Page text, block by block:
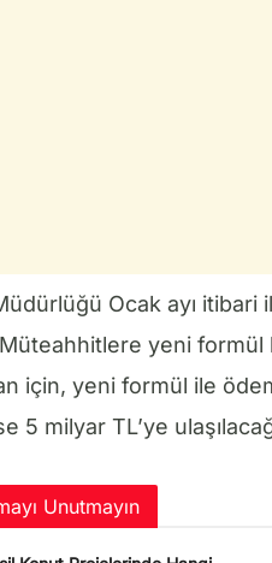
Ocak ayı
yeni
için, yeni formül ile
5 milyar TL’ye
Unutmayın